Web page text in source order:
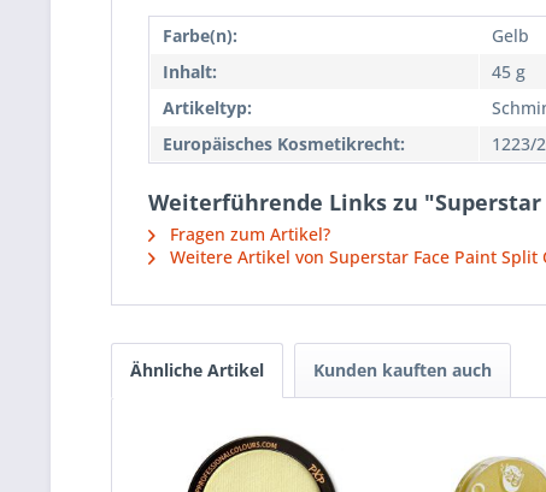
Farbe(n):
Gelb
Inhalt:
45 g
Artikeltyp:
Europäisches Kosmetikrecht:
1223/
Weiterführende Links zu
Fragen zum Artikel?
Weitere Artikel von Superstar Face Paint Split
Ähnliche Artikel Kunden kauften auch